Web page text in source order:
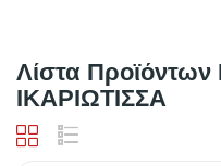
Λίστα
ΙΚΑΡΙΩΤΙΣΣΑ